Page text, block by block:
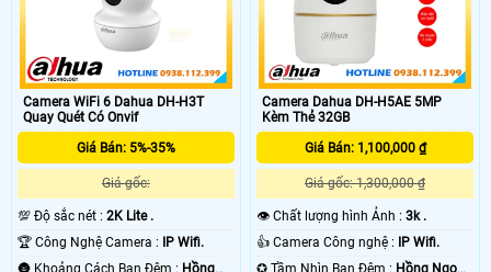
Camera WiFi 6 Dahua DH-H3T
Quay Quét Có Onvif
Giá Bán: 5%-35%
Giá gốc:
💯 Độ sắc nét : 2K Lite .
🏆 Công Nghệ Camera : IP Wifi.
🌚 Khoảng Cách Ban Đêm : Hồng
Camera Dahua DH-H5AE 5MP
Kèm Thẻ 32GB
Giá Bán: 1,100,000 ₫
Giá gốc: 1,300,000 ₫
👁 Chất lượng hình Ảnh :3k .
👍 Camera Công nghệ : IP Wifi.
✪ Tầm Nhìn Ban Đêm : Hồng Ngoại